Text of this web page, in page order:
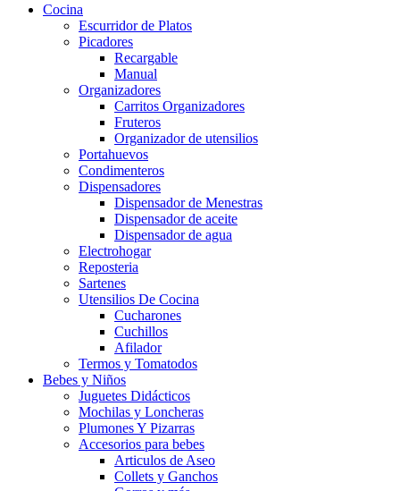
Cocina
Escurridor de Platos
Picadores
Recargable
Manual
Organizadores
Carritos Organizadores
Fruteros
Organizador de utensilios
Portahuevos
Condimenteros
Dispensadores
Dispensador de Menestras
Dispensador de aceite
Dispensador de agua
Electrohogar
Reposteria
Sartenes
Utensilios De Cocina
Cucharones
Cuchillos
Afilador
Termos y Tomatodos
Bebes y Niños
Juguetes Didácticos
Mochilas y Loncheras
Plumones Y Pizarras
Accesorios para bebes
Articulos de Aseo
Collets y Ganchos